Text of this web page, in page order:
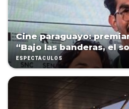
Cine paraguayo:
“Bajo las banderas, el
ESPECTÁCULOS